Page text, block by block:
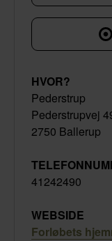
HVOR?
Pederstrup
Pederstrupvej
2750 Ballerup
41242490
WEBSIDE
Forløbets